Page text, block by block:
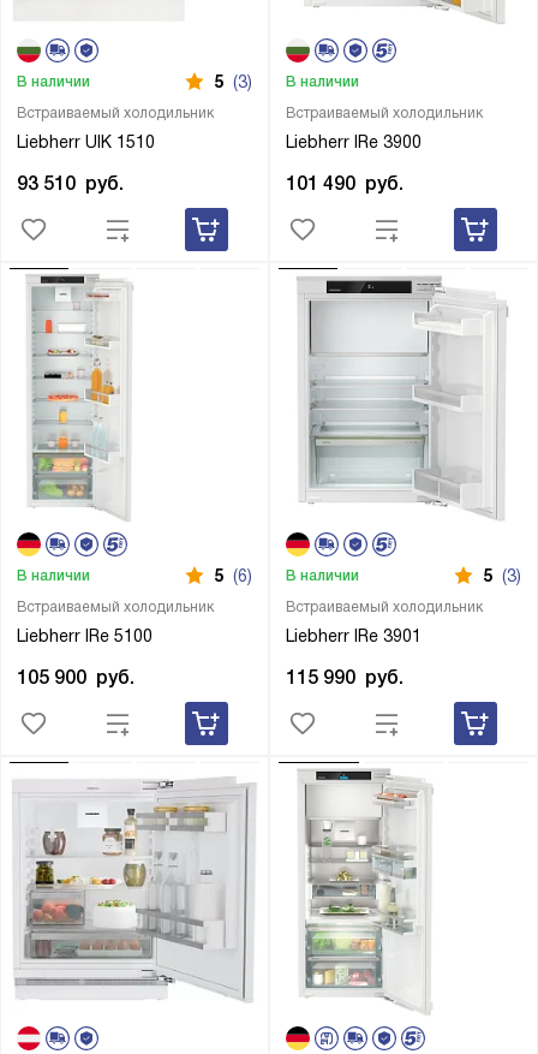
Встраиваемый холодильник
Liebherr UIK 1510
В наличии 5 (3)
93 510 руб.
Встраиваемый холодильник
Liebherr IRe 3900
В наличии
101 490 руб.
Встраиваемый холодильник
Liebherr IRe 5100
В наличии 5 (6)
105 900 руб.
Встраиваемый холодильник
Liebherr IRe 3901
В наличии 5 (3)
115 990 руб.